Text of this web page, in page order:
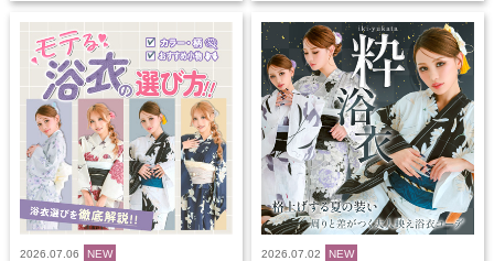
2026.07.06 NEW 2026.07.02 NEW